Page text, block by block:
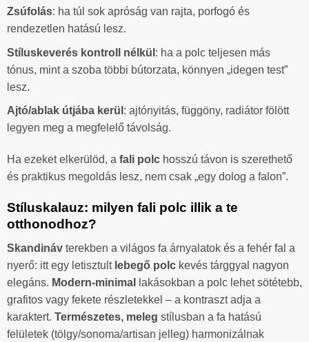
Zsúfolás: ha túl sok apróság van rajta, porfogó és
rendezetlen hatású lesz.
Stíluskeverés kontroll nélkül : ha a polc teljesen más
tónus, mint a szoba többi bútorzata, könnyen „idegen test”
lesz.
Ajtó/ablak útjába kerül : ajtónyitás, függöny, radiátor fölött
legyen meg a megfelelő távolság.
Ha ezeket elkerülöd, a fali polc hosszú távon is szerethető
és praktikus megoldás lesz, nem csak „egy dolog a falon”.
Stíluskalauz: milyen fali polc illik a te
otthonodhoz?
Skandináv terekben a világos fa árnyalatok és a fehér fal a
nyerő: itt egy letisztult lebegő polc kevés tárggyal nagyon
elegáns. Modern-minimal
lakásokban a polc lehet sötétebb,
grafitos vagy fekete részletekkel – a kontraszt adja a
karaktert. Természetes, meleg stílusban a fa hatású
felületek (tölgy/sonoma/artisan jelleg) harmonizálnak